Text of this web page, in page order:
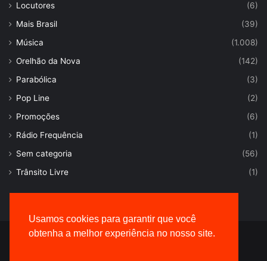
Usamos cookies para garantir que você
obtenha a melhor experiência no nosso site.
Locutores
(6)
Mais Brasil
(39)
Música
(1.008)
Orelhão da Nova
(142)
Parabólica
(3)
Pop Line
(2)
Promoções
(6)
Rádio Frequência
(1)
Sem categoria
(56)
Trânsito Livre
(1)